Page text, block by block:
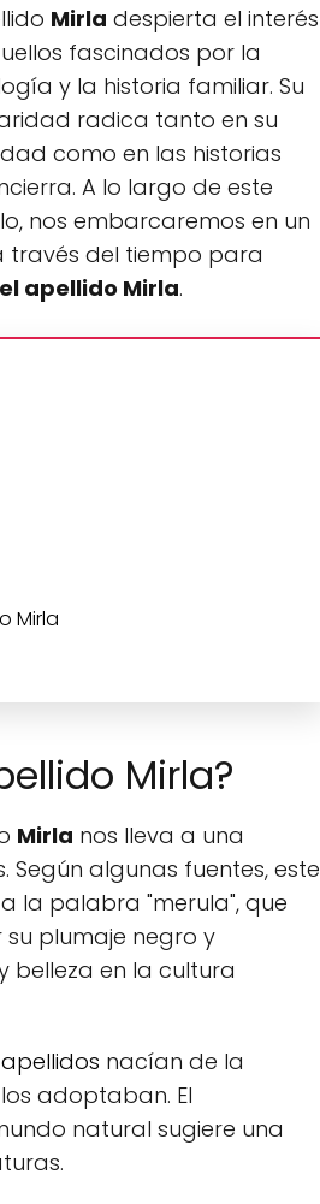
Mirla despierta el interés
fascinados por la
y la historia familiar. Su
radica tanto en su
como en las historias
A lo largo de este
nos embarcaremos en un
través del tiempo para
apellido Mirla.
Mirla
Mirla?
Mirla nos lleva a una
algunas fuentes, este
la palabra "merula", que
su plumaje negro y
belleza en la cultura
apellidos nacían de la
adoptaban. El
natural sugiere una